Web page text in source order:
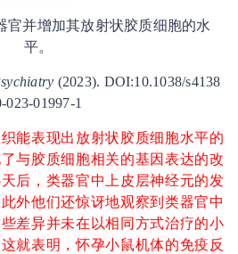
官并增加其放射状胶质细胞的水
平。
(2023). DOI:10.1038/s4138
023-01997-1
能表现出放射状胶质细胞水平的
与胶质细胞相关的基因表达的改
后，类器官中上皮层神经元的发
外他们还惊讶地观察到类器官中
差异并未在以相同方式治疗的小
就表明，怀孕小鼠机体的免疫反